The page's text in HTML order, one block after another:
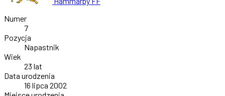
Numer
7
Pozycja
Napastnik
Wiek
23 lat
Data urodzenia
16 lipca 2002